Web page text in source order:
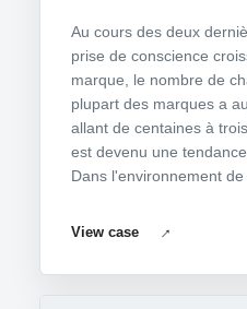
Au cours des deux
prise de conscience
marque, le nombre de
plupart des marques a
allant de centaines à
est devenu une
Dans l'environnement de
View case